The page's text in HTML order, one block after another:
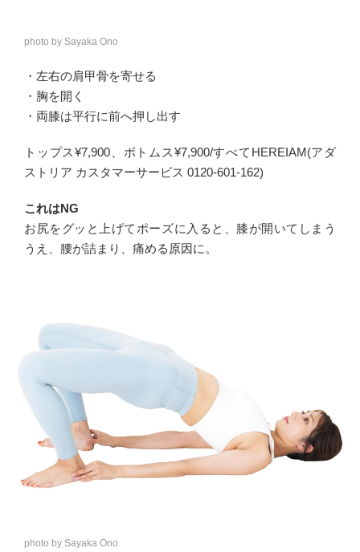
photo by Sayaka Ono
・左右の肩甲骨を寄せる
・胸を開く
・両膝は平行に前へ押し出す
トップス¥7,900、ボトムス¥7,900/すべてHEREIAM(アダ
ストリア カスタマーサービス 0120-601-162)
これはNG
お尻をグッと上げてポーズに入ると、膝が開いてしまう
うえ、腰が詰まり、痛める原因に。
photo by Sayaka Ono